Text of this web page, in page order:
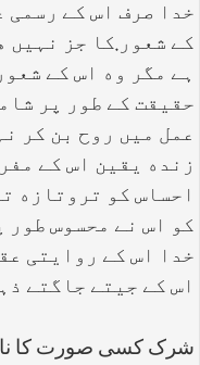
خدا صرف اس کے رسمی
کے شعور.کا جز نہیں
ہے مگر وه اس کے
حقیقت کے طور پر
عمل میں روح بن کر
زنده یقین اس کے
احساس کو تروتازه
کو اس نے محسوس طور
خدا اس کے روایتی
اس کے جیتے جاگتے
شرک کسی صورت کا